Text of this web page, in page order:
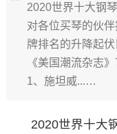
2020世界十大钢
对各位买琴的伙
牌排名的升降起
《美国潮流杂志
1、施坦威...…
2020世界十大钢